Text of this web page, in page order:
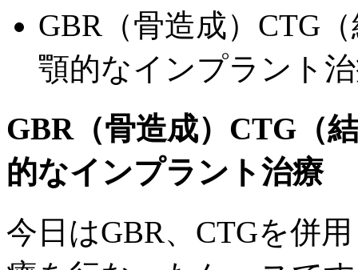
GBR（骨造成）CTG
顎的なインプラント
GBR（骨造成）CTG（
的なインプラント治療
今日はGBR、CTGを併